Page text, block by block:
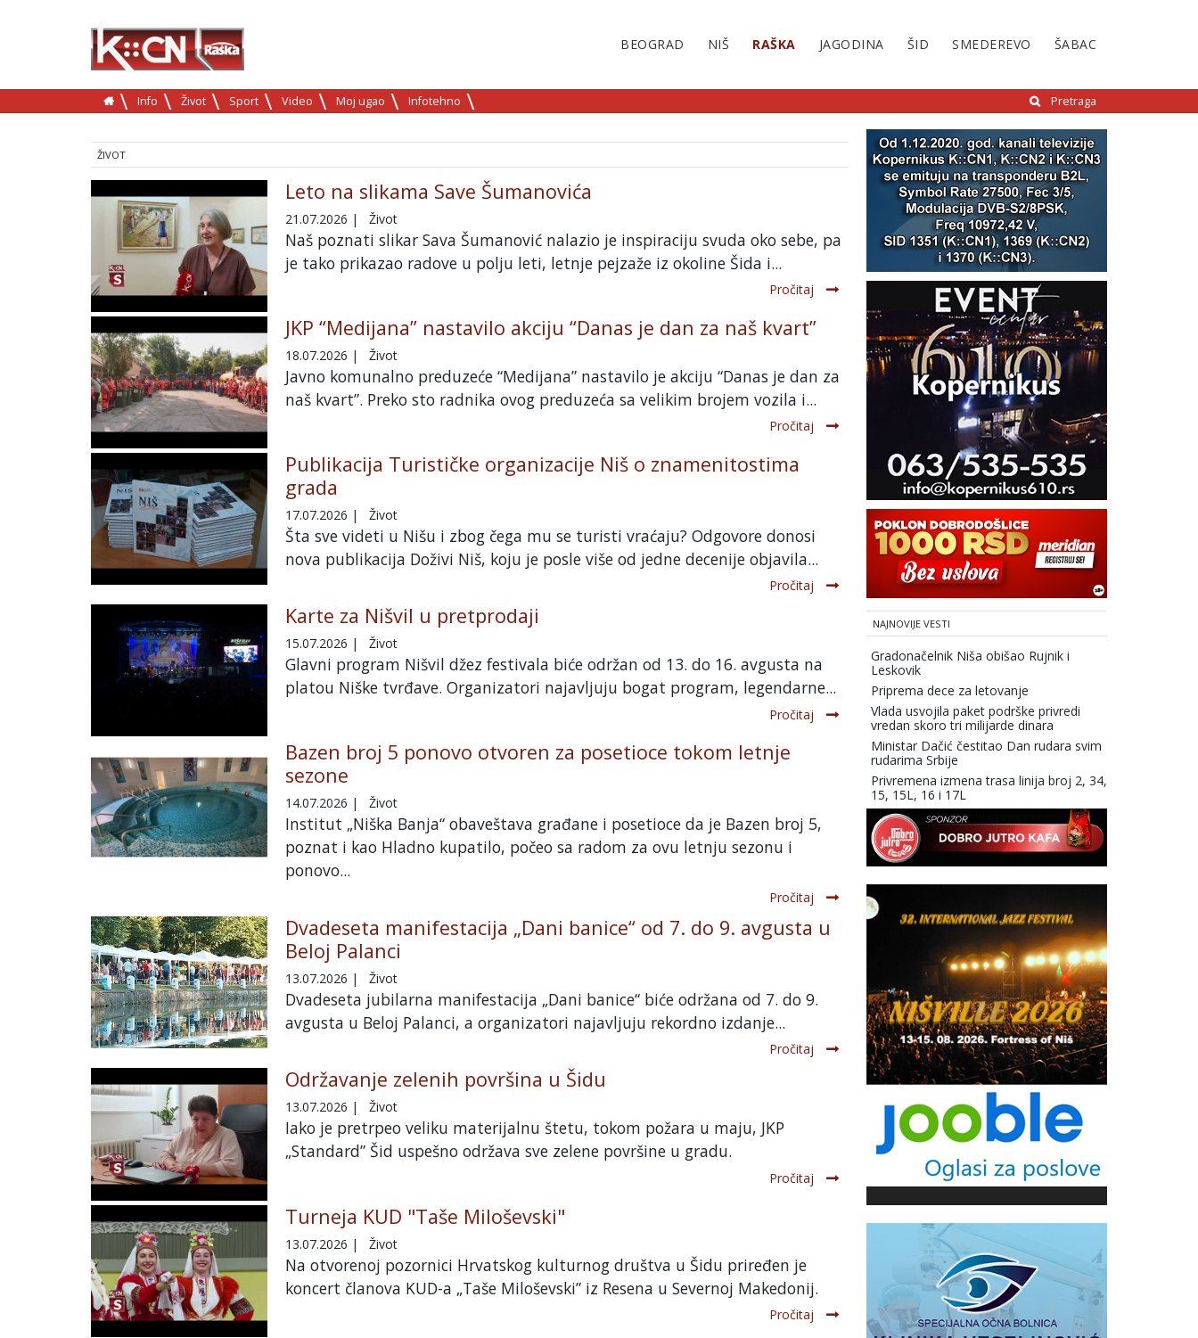
BEOGRAD NIŠ RAŠKA JAGODINA ŠID SMEDEREVO ŠABAC
Info Život Sport Video Moj ugao Infotehno Pretraga
ŽIVOT
Leto na slikama Save Šumanovića
21.07.2026 | Život
Naš poznati slikar Sava Šumanović nalazio je inspiraciju svuda oko sebe, pa
je tako prikazao radove u polju leti, letnje pejzaže iz okoline Šida i...
Pročitaj
JKP “Medijana” nastavilo akciju “Danas je dan za naš kvart”
18.07.2026 | Život
Javno komunalno preduzeće “Medijana” nastavilo je akciju “Danas je dan za
naš kvart”. Preko sto radnika ovog preduzeća sa velikim brojem vozila i...
Pročitaj
Publikacija Turističke organizacije Niš o znamenitostima
grada
17.07.2026 | Život
Šta sve videti u Nišu i zbog čega mu se turisti vraćaju? Odgovore donosi
nova publikacija Doživi Niš, koju je posle više od jedne decenije objavila...
Pročitaj
Karte za Nišvil u pretprodaji
15.07.2026 | Život
Glavni program Nišvil džez festivala biće održan od 13. do 16. avgusta na
platou Niške tvrđave. Organizatori najavljuju bogat program, legendarne...
Pročitaj
Bazen broj 5 ponovo otvoren za posetioce tokom letnje
sezone
14.07.2026 | Život
Institut „Niška Banja“ obaveštava građane i posetioce da je Bazen broj 5,
poznat i kao Hladno kupatilo, počeo sa radom za ovu letnju sezonu i
ponovo...
Pročitaj
Dvadeseta manifestacija „Dani banice“ od 7. do 9. avgusta u
Beloj Palanci
13.07.2026 | Život
Dvadeseta jubilarna manifestacija „Dani banice“ biće održana od 7. do 9.
avgusta u Beloj Palanci, a organizatori najavljuju rekordno izdanje...
Pročitaj
Održavanje zelenih površina u Šidu
13.07.2026 | Život
Iako je pretrpeo veliku materijalnu štetu, tokom požara u maju, JKP
„Standard” Šid uspešno održava sve zelene površine u gradu.
Pročitaj
Turneja KUD "Taše Miloševski"
13.07.2026 | Život
Na otvorenoj pozornici Hrvatskog kulturnog društva u Šidu priređen je
koncert članova KUD-a „Taše Miloševski” iz Resena u Severnoj Makedonij.
Pročitaj
NAJNOVIJE VESTI
Gradonačelnik Niša obišao Rujnik i
Leskovik
Priprema dece za letovanje
Vlada usvojila paket podrške privredi
vredan skoro tri milijarde dinara
Ministar Dačić čestitao Dan rudara svim
rudarima Srbije
Privremena izmena trasa linija broj 2, 34,
15, 15L, 16 i 17L